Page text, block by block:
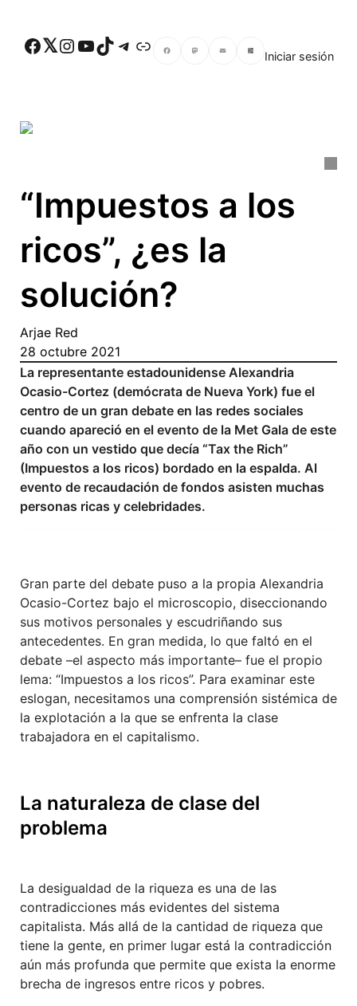
Facebook Twitter Instagram YouTube TikTok Telegram Enlace
Iniciar sesión
“Impuestos a los
ricos”, ¿es la
solución?
Arjae Red
28 octubre 2021
La representante estadounidense Alexandria
Ocasio-Cortez (demócrata de Nueva York) fue el
centro de un gran debate en las redes sociales
cuando apareció en el evento de la Met Gala de este
año con un vestido que decía “Tax the Rich”
(Impuestos a los ricos) bordado en la espalda. Al
evento de recaudación de fondos asisten muchas
personas ricas y celebridades.
Gran parte del debate puso a la propia Alexandria
Ocasio-Cortez bajo el microscopio, diseccionando
sus motivos personales y escudriñando sus
antecedentes. En gran medida, lo que faltó en el
debate –el aspecto más importante– fue el propio
lema: “Impuestos a los ricos”. Para examinar este
eslogan, necesitamos una comprensión sistémica de
la explotación a la que se enfrenta la clase
trabajadora en el capitalismo.
La naturaleza de clase del
problema
La desigualdad de la riqueza es una de las
contradicciones más evidentes del sistema
capitalista. Más allá de la cantidad de riqueza que
tiene la gente, en primer lugar está la contradicción
aún más profunda que permite que exista la enorme
brecha de ingresos entre ricos y pobres.